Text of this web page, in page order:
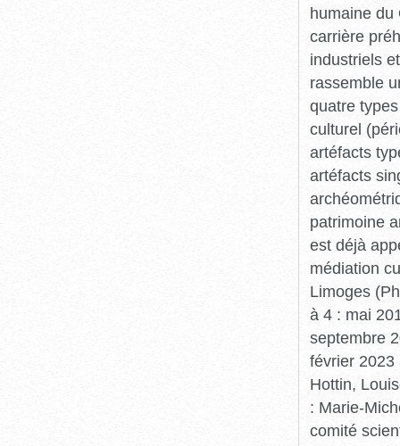
humaine du
carrière
industriels
rassemble
quatre
culturel
artéfacts
artéfacts
patrimoine
est déjà
médiation
Limoges
à 4 : mai
septembre
février 2023
Hottin,
: Marie-
comité